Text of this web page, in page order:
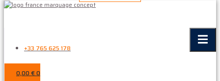
+33 765 625 178
0,00 €0